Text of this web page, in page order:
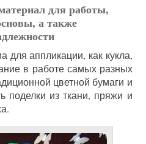
для работы,
а также
для аппликации, как кукла,
в работе самых разных
цветной бумаги и
поделки из ткани, пряжи и